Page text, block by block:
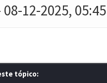
08-12-2025,
tópico: